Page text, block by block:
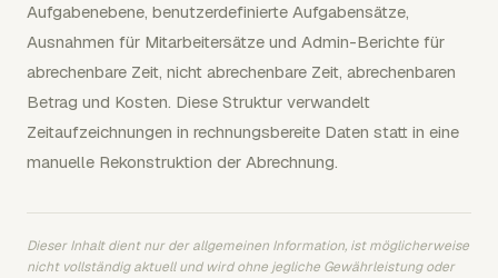
Aufgabenebene, benutzerdefinierte Aufgabensätze,
Ausnahmen für Mitarbeitersätze und Admin-Berichte für
abrechenbare Zeit, nicht abrechenbare Zeit, abrechenbaren
Betrag und Kosten. Diese Struktur verwandelt
Zeitaufzeichnungen in rechnungsbereite Daten statt in eine
manuelle Rekonstruktion der Abrechnung.
Dieser Inhalt dient nur der allgemeinen Information, ist möglicherweise
nicht vollständig aktuell und wird ohne jegliche Gewährleistung oder